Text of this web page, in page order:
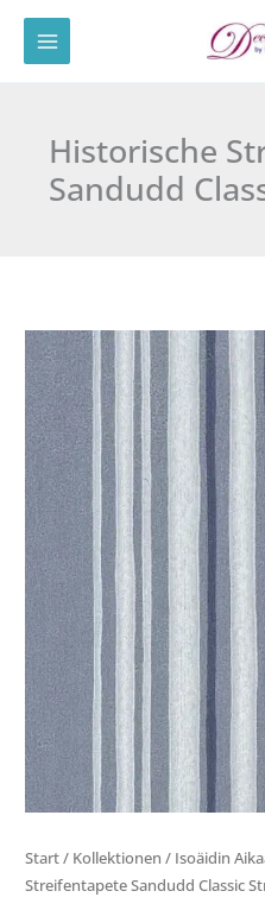
Zum
Inhalt
Historische
Sandudd
Start/ Kollektionen / Isoäidin
Streifentapete Sandudd Classic
Historische
Streifentapete
Sandudd
Classic
Stripes
Menge